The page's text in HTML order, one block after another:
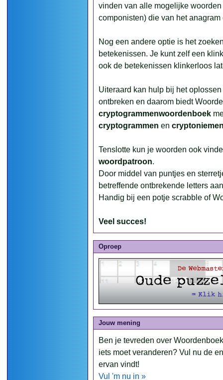
vinden van alle mogelijke
componisten) die van het
Nog een andere optie is het
betekenissen. Je kunt zelf een
ook de betekenissen klinkerloos
Uiteraard kan hulp bij het
ontbreken en daarom biedt
cryptogrammenwoordenboek
cryptogrammen en
Tenslotte kun je woorden ook
woordpatroon.
Door middel van puntjes en
betreffende ontbrekende letters
Handig bij een potje scrabble of
Veel succes!
Oproep
Jouw mening
Ben je tevreden over
iets moet veranderen? Vul nu de
ervan vindt!
Vul 'm nu in »